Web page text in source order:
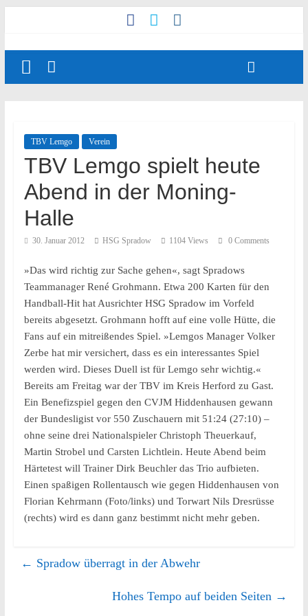
TBV Lemgo Verein
TBV Lemgo spielt heute
Abend in der Moning-
Halle
30. Januar 2012 HSG Spradow 1104 Views 0 Comments
»Das wird richtig zur Sache gehen«, sagt Spradows
Teammanager René Grohmann. Etwa 200 Karten für den
Handball-Hit hat Ausrichter HSG Spradow im Vorfeld
bereits abgesetzt. Grohmann hofft auf eine volle Hütte, die
Fans auf ein mitreißendes Spiel. »Lemgos Manager Volker
Zerbe hat mir versichert, dass es ein interessantes Spiel
werden wird. Dieses Duell ist für Lemgo sehr wichtig.«
Bereits am Freitag war der TBV im Kreis Herford zu Gast.
Ein Benefizspiel gegen den CVJM Hiddenhausen gewann
der Bundesligist vor 550 Zuschauern mit 51:24 (27:10) –
ohne seine drei Nationalspieler Christoph Theuerkauf,
Martin Strobel und Carsten Lichtlein. Heute Abend beim
Härtetest will Trainer Dirk Beuchler das Trio aufbieten.
Einen spaßigen Rollentausch wie gegen Hiddenhausen von
Florian Kehrmann (Foto/links) und Torwart Nils Dresrüsse
(rechts) wird es dann ganz bestimmt nicht mehr geben.
← Spradow überragt in der Abwehr
Hohes Tempo auf beiden Seiten →